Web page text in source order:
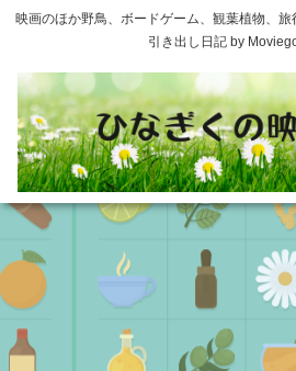
映画のほか野鳥、ボードゲーム、観葉植物、
引き出し日記 by